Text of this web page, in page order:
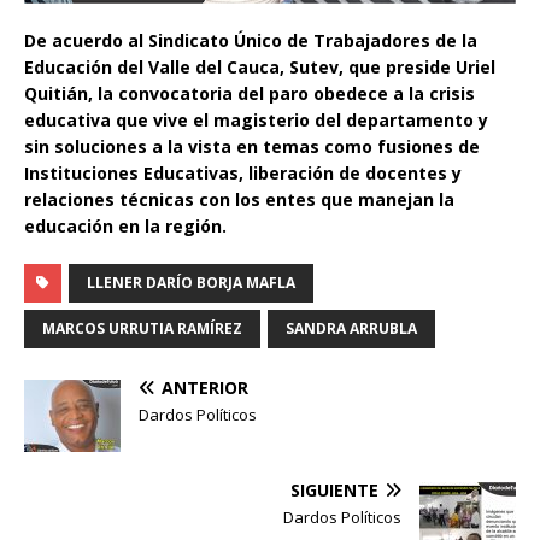
De acuerdo al Sindicato Único de Trabajadores de la
Educación del Valle del Cauca, Sutev, que preside Uriel
Quitián, la convocatoria del paro obedece a la crisis
educativa que vive el magisterio del departamento y
sin soluciones a la vista en temas como fusiones de
Instituciones Educativas, liberación de docentes y
relaciones técnicas con los entes que manejan la
educación en la región.
LLENER DARÍO BORJA MAFLA
MARCOS URRUTIA RAMÍREZ SANDRA ARRUBLA
ANTERIOR
Dardos Políticos
SIGUIENTE
Dardos Políticos